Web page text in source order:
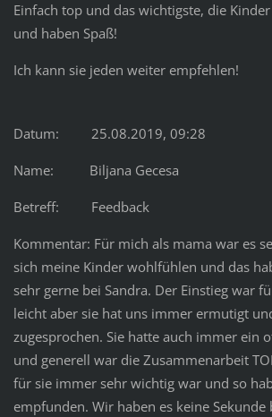
Einfach top und das wichtigste, die
und haben Spaß!
Ich kann sie jeden weiter empfehlen!
Datum: 25.08.2019, 09:28
Name: Biljana Gecesa
Betreff: Feedback
Kommentar: Für mich als mama war es
sich meine Kinder wohlfühlen und das
sehr gerne bei Sandra. Der Einstieg war
leicht aber sie hat uns immer ermutigt
zugesprochen. Sie hatte auch immer ein
und generell war die Zusammenarbeit
für sie immer sehr wichtig war und so
empfunden. Wir haben es keine Sekunde